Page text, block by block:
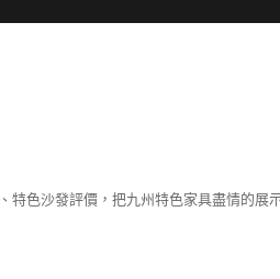
色沙發評價，把九州特色家具盡情的展